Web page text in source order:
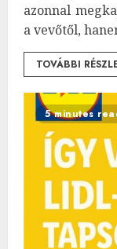
azonnal
a vevőtől,
TOVÁBBI
5 minutes